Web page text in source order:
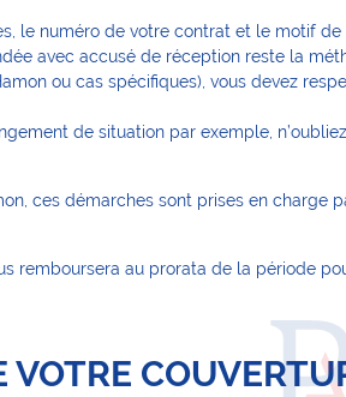
le numéro de votre contrat et le motif de
avec accusé de réception reste la
ou cas spécifiques), vous devez
de situation par exemple,
ces démarches sont prises en charge
remboursera au prorata de la période